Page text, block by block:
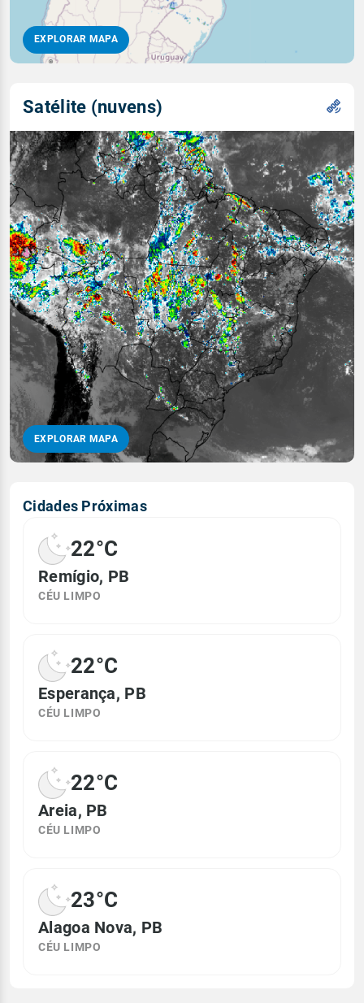
EXPLORAR MAPA
Satélite (nuvens)
EXPLORAR MAPA
Cidades Próximas
22°C
Remígio, PB
CÉU LIMPO
22°C
Esperança, PB
CÉU LIMPO
22°C
Areia, PB
CÉU LIMPO
23°C
Alagoa Nova, PB
CÉU LIMPO